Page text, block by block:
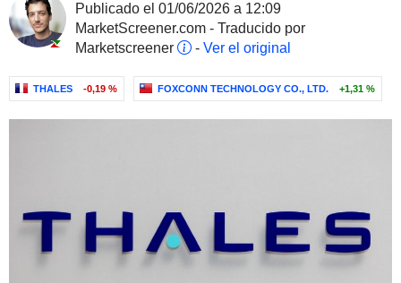
Publicado el 01/06/2026 a 12:09
MarketScreener.com - Traducido por
Marketscreener
- Ver el original
THALES -0,19 % FOXCONN TECHNOLOGY CO., LTD. +1,31 %